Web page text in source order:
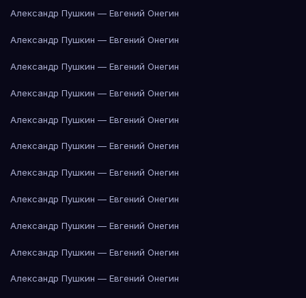
Александр Пушкин — Евгений Онегин
Александр Пушкин — Евгений Онегин
Александр Пушкин — Евгений Онегин
Александр Пушкин — Евгений Онегин
Александр Пушкин — Евгений Онегин
Александр Пушкин — Евгений Онегин
Александр Пушкин — Евгений Онегин
Александр Пушкин — Евгений Онегин
Александр Пушкин — Евгений Онегин
Александр Пушкин — Евгений Онегин
Александр Пушкин — Евгений Онегин